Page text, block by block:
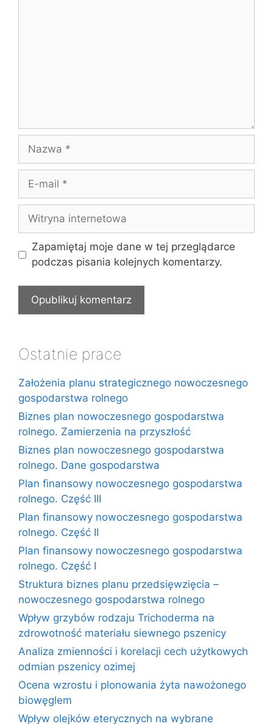
Nazwa
Witryna
internetowa
Zapamiętaj moje dane w tej przeglądarce
podczas pisania kolejnych komentarzy.
Ostatnie prace
Założenia planu strategicznego nowoczesnego
gospodarstwa rolnego
Biznes plan nowoczesnego gospodarstwa
rolnego. Zamierzenia na przyszłość
Biznes plan nowoczesnego gospodarstwa
rolnego. Dane gospodarstwa
Plan finansowy nowoczesnego gospodarstwa
rolnego. Część III
Plan finansowy nowoczesnego gospodarstwa
rolnego. Część II
Plan finansowy nowoczesnego gospodarstwa
rolnego. Część I
Struktura biznes planu przedsięwzięcia –
nowoczesnego gospodarstwa rolnego
Wpływ grzybów rodzaju Trichoderma na
zdrowotność materiału siewnego pszenicy
Analiza zmienności i korelacji cech użytkowych
odmian pszenicy ozimej
Ocena wzrostu i plonowania żyta nawożonego
biowęglem
Wpływ olejków eterycznych na wybrane